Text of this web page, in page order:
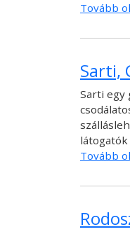
Tovább
Sarti,
Sarti egy
Tovább